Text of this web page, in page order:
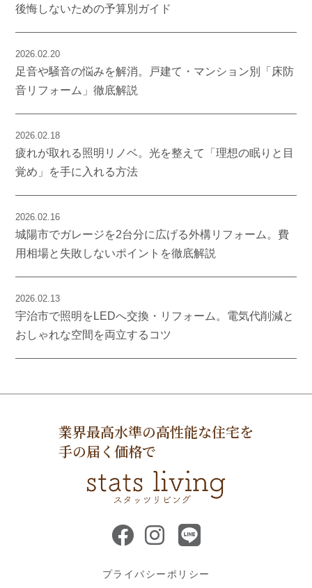
後悔しないための予算別ガイド
2026.02.20
足音や騒音の悩みを解消。戸建て・マンション別「床防
音リフォーム」徹底解説
2026.02.18
疲れが取れる照明リノベ。光を整えて「理想の眠りと目
覚め」を手に入れる方法
2026.02.16
城陽市でガレージを2台分に広げる外構リフォーム。費
用相場と失敗しないポイントを徹底解説
2026.02.13
宇治市で照明をLEDへ交換・リフォーム。電気代削減と
おしゃれな空間を両立するコツ
業界最高水準の高性能な住宅を
手の届く価格で
プライバシーポリシー